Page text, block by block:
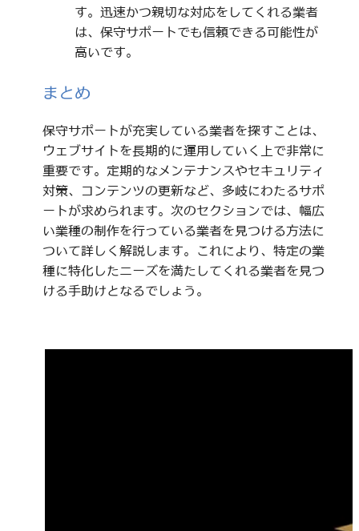
す。迅速かつ親切な対応をしてくれる業者
は、保守サポートでも信頼できる可能性が
高いです。
まとめ
保守サポートが充実している業者を探すことは、
ウェブサイトを長期的に運用していく上で非常に
重要です。定期的なメンテナンスやセキュリティ
対策、コンテンツの更新など、多岐にわたるサポ
ートが求められます。次のセクションでは、幅広
い業種の制作を行っている業者を見つける方法に
ついて詳しく解説します。これにより、特定の業
種に特化したニーズを満たしてくれる業者を見つ
ける手助けとなるでしょう。